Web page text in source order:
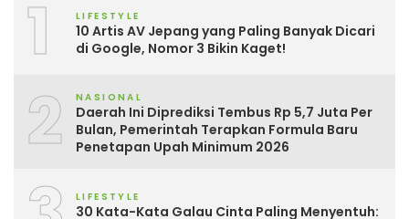
1 LIFESTYLE
10 Artis AV Jepang yang Paling Banyak Dicari
di Google, Nomor 3 Bikin Kaget!
2 NASIONAL
Daerah Ini Diprediksi Tembus Rp 5,7 Juta Per
Bulan, Pemerintah Terapkan Formula Baru
Penetapan Upah Minimum 2026
LIFESTYLE
30 Kata-Kata Galau Cinta Paling Menyentuh: